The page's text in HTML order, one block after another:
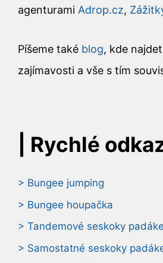
agenturami Adrop.cz,
Píšeme také blog, kde
zajímavosti a vše s tím
| Rychlé
> Bungee jumping
> Bungee houpačka
> Tandemové seskoky
> Samostatné seskoky